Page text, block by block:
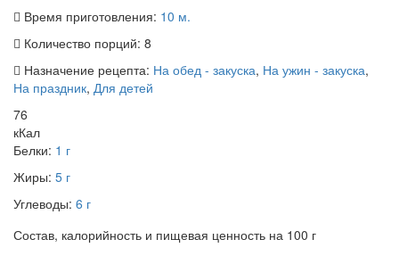
Время приготовления: 10 м.
Количество порций: 8
Назначение рецепта: На обед - закуска, На ужин - закуска,
На праздник, Для детей
76
кКал
Белки: 1 г
Жиры: 5 г
Углеводы: 6 г
Состав, калорийность и пищевая ценность на 100 г